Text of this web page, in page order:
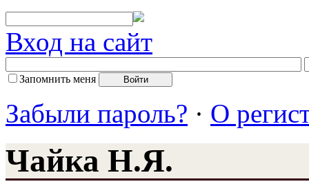
Вход на сайт
Запомнить меня
Забыли пароль? · О
Чайка Н.Я.